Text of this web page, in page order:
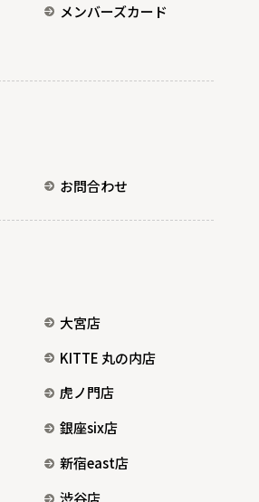
メンバーズカード
お問合わせ
大宮店
KITTE 丸の内店
虎ノ門店
銀座six店
新宿east店
渋谷店